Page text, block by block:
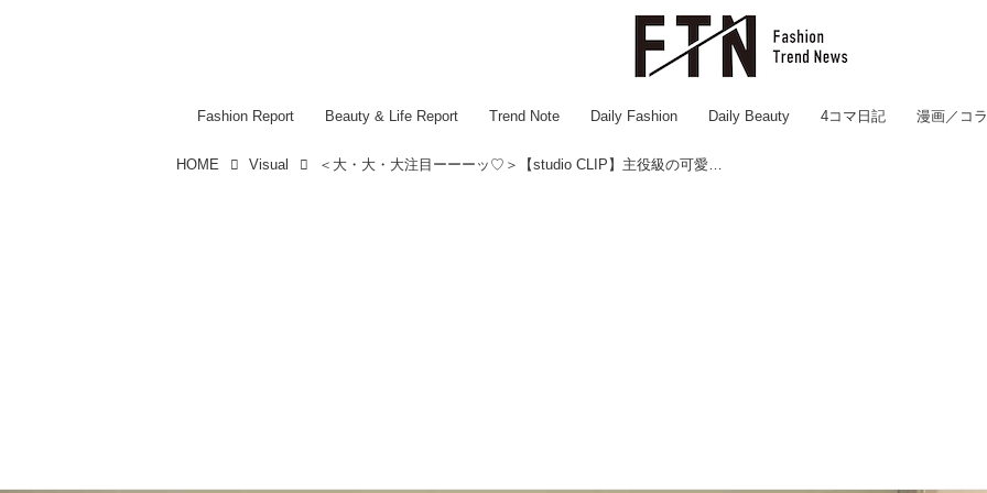
Fashion Report Beauty & Life Report Trend Note Daily Fashion Daily Beauty 4コマ日記 漫画／コ
HOME Visual